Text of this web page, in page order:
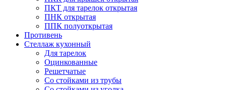
ПКТ для тарелок открытая
ПНК открытая
ППК полуоткрытая
Противень
Стеллаж кухонный
Для тарелок
Оцинкованные
Решетчатые
Со стойками из трубы